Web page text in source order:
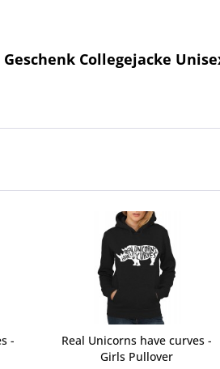
Collegejacke
-
Real Unicorns have curves -
Girls Pullover